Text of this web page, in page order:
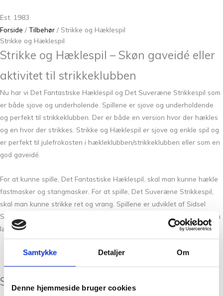
Samtykke Detaljer Om
Denne hjemmeside bruger cookies
Est. 1983
Forside / Tilbehør / Strikke og Hæklespil
Strikke og Hæklespil
Strikke og Hæklespil – Skøn gaveidé eller
aktivitet til strikkeklubben
Nu har vi Det Fantastiske Hæklespil og Det Suveræne Strikkespil som
er både sjove og underholende. Spillene er sjove og underholdende
og perfekt til strikkeklubben. Der er både en version hvor der hækles
og en hvor der strikkes. Strikke og Hæklespil er sjove og enkle spil og
er perfekt til julefrokosten i hækleklubben/strikkeklubben eller som en
god gaveidé.
For at kunne spille, Det Fantastiske Hæklespil, skal man kunne hækle
fastmasker og stangmasker. For at spille, Det Suveræne Strikkespil,
skal man kunne strikke ret og vrang. Spillene er udviklet af Sidsel
Sangild og er en fantastisk måde at ryste en gruppe sammen på. Man
lærer mere om hinanden og får et godt grin med.
Læs mere
Strikke og Hæklespil – Skøn gaveidé eller